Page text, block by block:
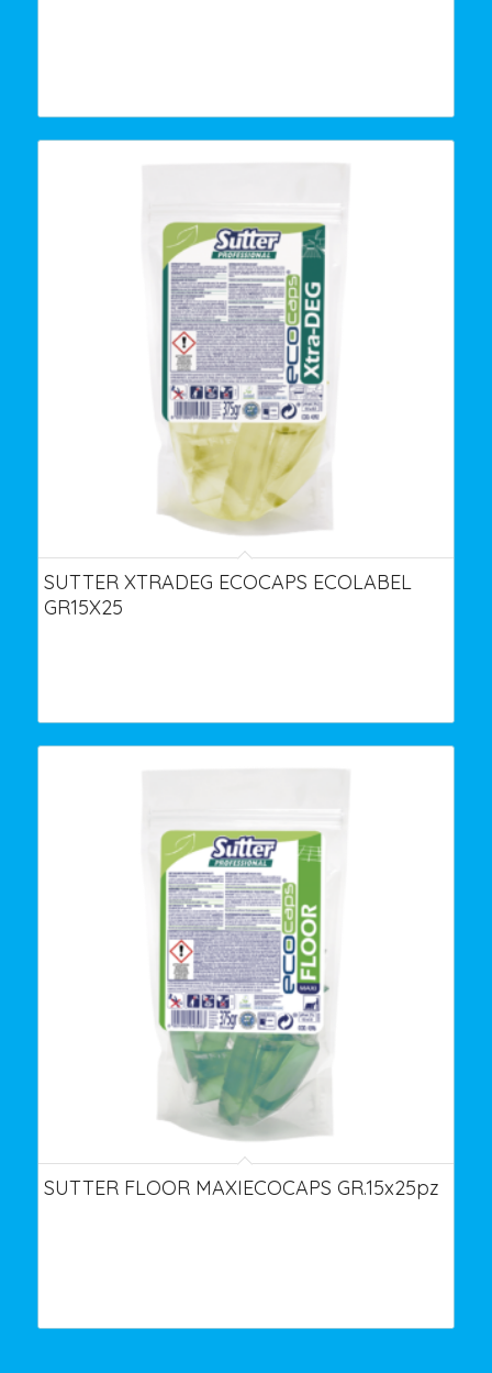
SUTTER XTRADEG ECOCAPS ECOLABEL
GR15X25
SUTTER FLOOR MAXIECOCAPS GR.15x25pz